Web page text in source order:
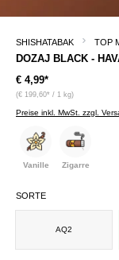
SHISHATABAK TOP
DOZAJ BLACK -
€ 4,99*
(€ 199,60* / 1 kg)
Preise inkl. MwSt. zzgl.
Vanille Zigarre
SORTE
AQ2